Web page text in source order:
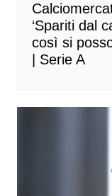
‘Spariti dal
così si
| Serie A